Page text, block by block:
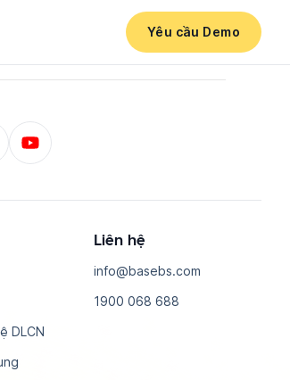
Yêu cầu Demo
DLCN
Liên hệ
i​n​f​o​@​b​a​s​e​b​s​.​c​o​m
1​9​0​0​ ​0​6​8​ ​6​8​8